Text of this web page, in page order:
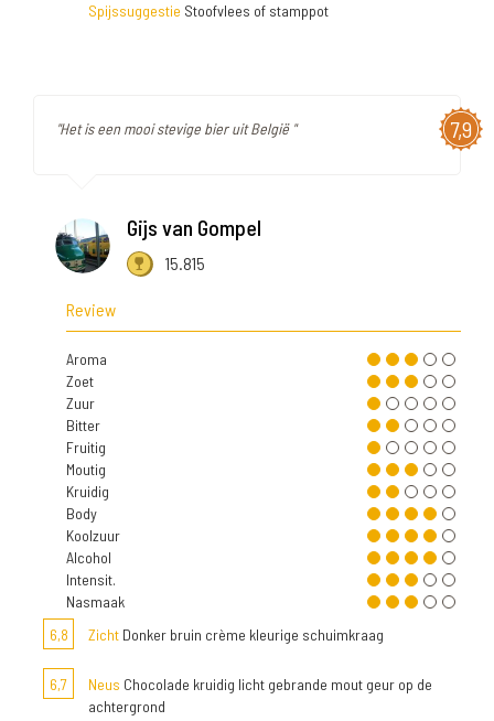
Spijssuggestie Stoofvlees of stamppot
7,9
"Het is een mooi stevige bier uit België "
Gijs van Gompel
15.815
Review
Aroma
Zoet
Zuur
Bitter
Fruitig
Moutig
Kruidig
Body
Koolzuur
Alcohol
Intensit.
Nasmaak
6,8
Zicht Donker bruin crème kleurige schuimkraag
6,7 Neus Chocolade kruidig licht gebrande mout geur op de
achtergrond